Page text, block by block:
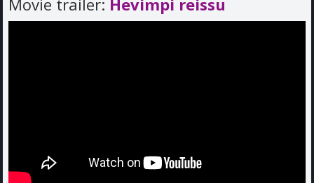
Movie trailer: Hevimpi reissu